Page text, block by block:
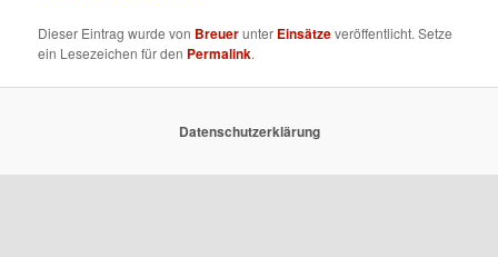
Dieser Eintrag wurde von Breuerunter Einsätzeveröffentlicht. Setze
ein Lesezeichen für den Permalink.
Datenschutzerklärung